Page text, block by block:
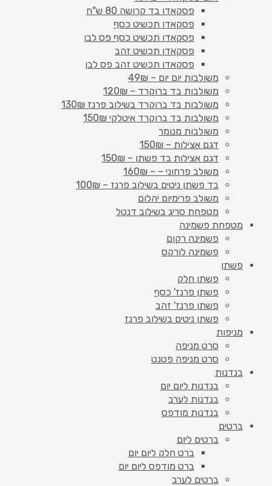
פסקאדו בד קרושה 80 ש"ח
פסקאדו תכשיט כסף
פסקאדו תכשיט כסף פס לבן
פסקאדו תכשיט זהב
פסקאדו תכשיט זהב פס לבן
משולבות יום יום – 49₪
משולבות בד ברוקרד – 120₪
משולבות בד ברוקרד בשילוב פרנז 130₪
משולבות בד ברוקרד איטלקי 150₪
משולבות מנומר
דגם אצילות – 150₪
דגם אצילות בד פשתן – 150₪
משולב פרחוני – – 160₪
בד פשתן ניטים בשילוב פרנז – 100₪
משולב פרימיום יהלום
מטפחת סריג בשילוב דנטל
מטפחת פשמינה
פשמינה רקום
פשמינה לורקס
פשתן
פשתן חלק
פשתן פרנז' כסף
פשתן פרנז' זהב
פשתן ניטים בשילוב פרנז
מניפות
סרט מניפה
סרט מניפה פטנט
בנדנות
בנדנות ליום יום
בנדנות לערב
בנדנות מודפס
ברטים
ברטים ליום
ברט חלק ליום יום
ברט מודפס ליום יום
ברטים לערב